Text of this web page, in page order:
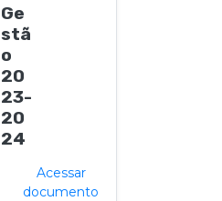
Ge
stã
o
20
23-
20
24
Acessar
documento